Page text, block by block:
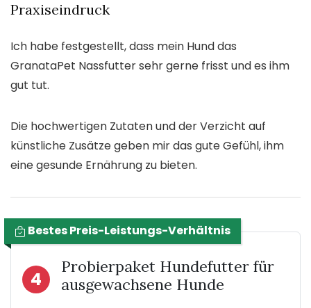
Praxiseindruck
Ich habe festgestellt, dass mein Hund das
GranataPet Nassfutter sehr gerne frisst und es ihm
gut tut.
Die hochwertigen Zutaten und der Verzicht auf
künstliche Zusätze geben mir das gute Gefühl, ihm
eine gesunde Ernährung zu bieten.
Bestes Preis-Leistungs-Verhältnis
4
Probierpaket Hundefutter für
ausgewachsene Hunde